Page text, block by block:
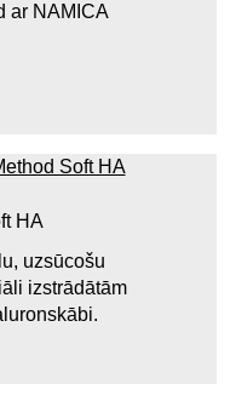
ar NAMICA
HA
uzsūcošu
izstrādātām